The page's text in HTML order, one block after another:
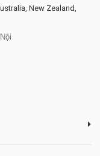
New Zealand,